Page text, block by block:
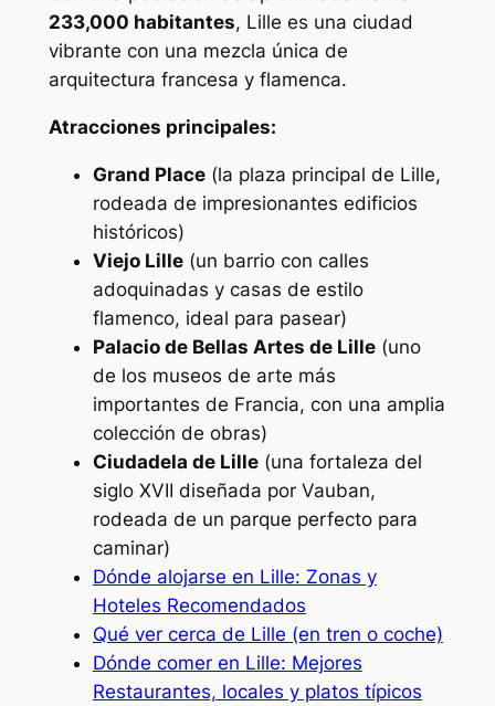
233,000 habitantes, Lille es una ciudad
vibrante con una mezcla única de
arquitectura francesa y flamenca.
Atracciones principales:
Grand Place(la plaza principal de Lille,
rodeada de impresionantes edificios
históricos)
Viejo Lille(un barrio con calles
adoquinadas y casas de estilo
flamenco, ideal para pasear)
Palacio de Bellas Artes de Lille(uno
de los museos de arte más
importantes de Francia, con una amplia
colección de obras)
Ciudadela de Lille(una fortaleza del
siglo XVII diseñada por Vauban,
rodeada de un parque perfecto para
caminar)
Dónde alojarse en Lille: Zonas y
Hoteles Recomendados
Qué ver cerca de Lille (en tren o coche)
Dónde comer en Lille: Mejores
Restaurantes, locales y platos típicos